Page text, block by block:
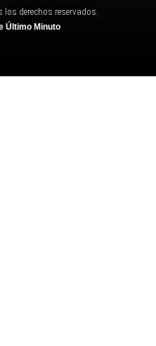
derechos reservados.
Último Minuto